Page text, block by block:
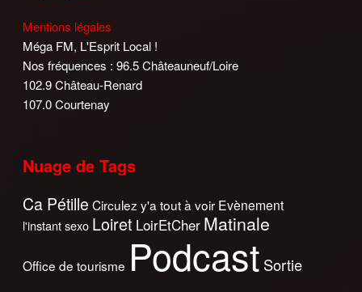
Mentions légales
Méga FM, L'Esprit Local !
Nos fréquences : 96.5 Châteauneuf/Loire
102.9 Château-Renard
107.0 Courtenay
Nuage de Tags
Ca Pétille Circulez y'a tout à voir Evènement
l'instant sexo Loiret LoirEtCher Matinale
Office de tourisme Podcast Sortie